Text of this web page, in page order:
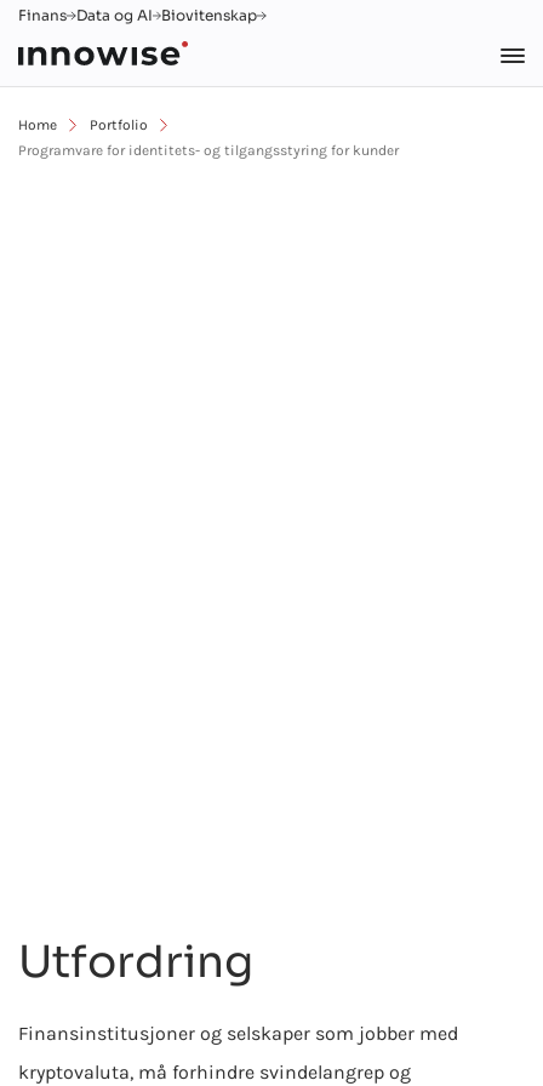
Finans Data og AI Biovitenskap
Home
Portfolio
Programvare for identitets- og tilgangsstyring for kunder
Utfordring
Finansinstitusjoner og selskaper som jobber med
kryptovaluta, må forhindre svindelangrep og